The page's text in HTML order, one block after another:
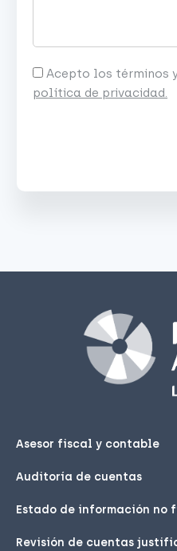
Acepto los términos
política de privacidad.
Asesor fiscal y contable
Auditoría de cuentas
Estado de información no
Revisión de cuentas